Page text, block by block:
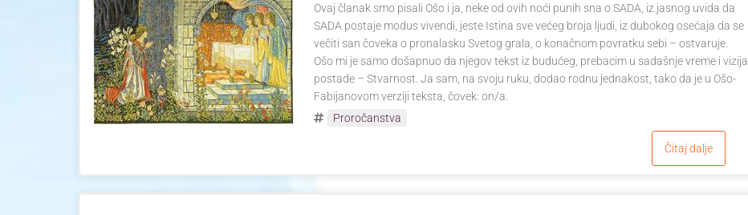
Ovaj članak smo pisali Ošo i ja, neke od ovih noći punih sna o SADA, iz jasnog uvida da
SADA postaje modus vivendi, jeste Istina sve većeg broja ljudi, iz dubokog osećaja da se
večiti san čoveka o pronalasku Svetog grala, o konačnom povratku sebi – ostvaruje.
Ošo mi je samo došapnuo da njegov tekst iz budućeg, prebacim u sadašnje vreme i vizija
postade – Stvarnost. Ja sam, na svoju ruku, dodao rodnu jednakost, tako da je u Ošo-
Fabijanovom verziji teksta, čovek: on/a.
Proročanstva
Čitaj dalje